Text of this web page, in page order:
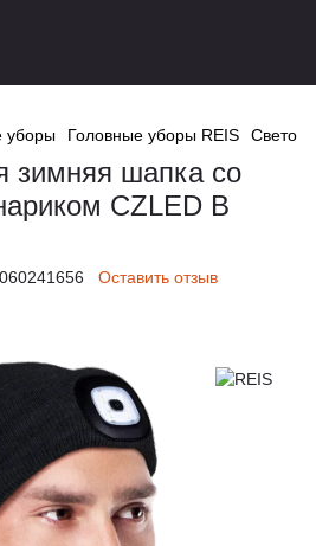
уборы Головные уборы REIS
зимняя шапка со
CZLED B
Оставить отзыв